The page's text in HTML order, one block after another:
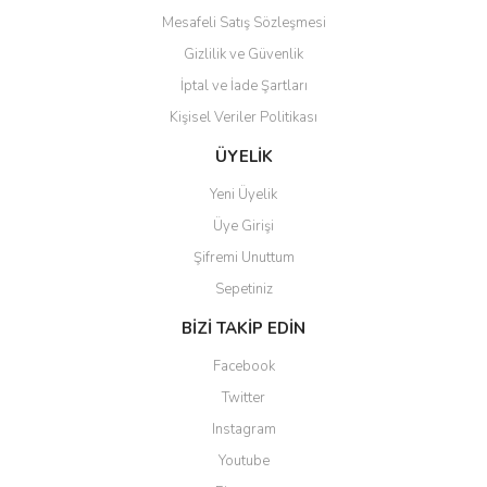
Gönder
Mesafeli Satış Sözleşmesi
Gizlilik ve Güvenlik
İptal ve İade Şartları
Kişisel Veriler Politikası
ÜYELİK
Yeni Üyelik
Üye Girişi
Şifremi Unuttum
Sepetiniz
BİZİ TAKİP EDİN
Facebook
Twitter
Instagram
Youtube